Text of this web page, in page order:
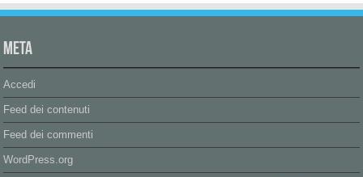
Meta
Accedi
Feed dei contenuti
Feed dei commenti
WordPress.org